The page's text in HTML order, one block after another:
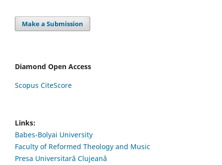
Make a Submission
Diamond Open Access
Scopus CiteScore
Links:
Babes-Bolyai University
Faculty of Reformed Theology and Music
Presa Universitară Clujeană